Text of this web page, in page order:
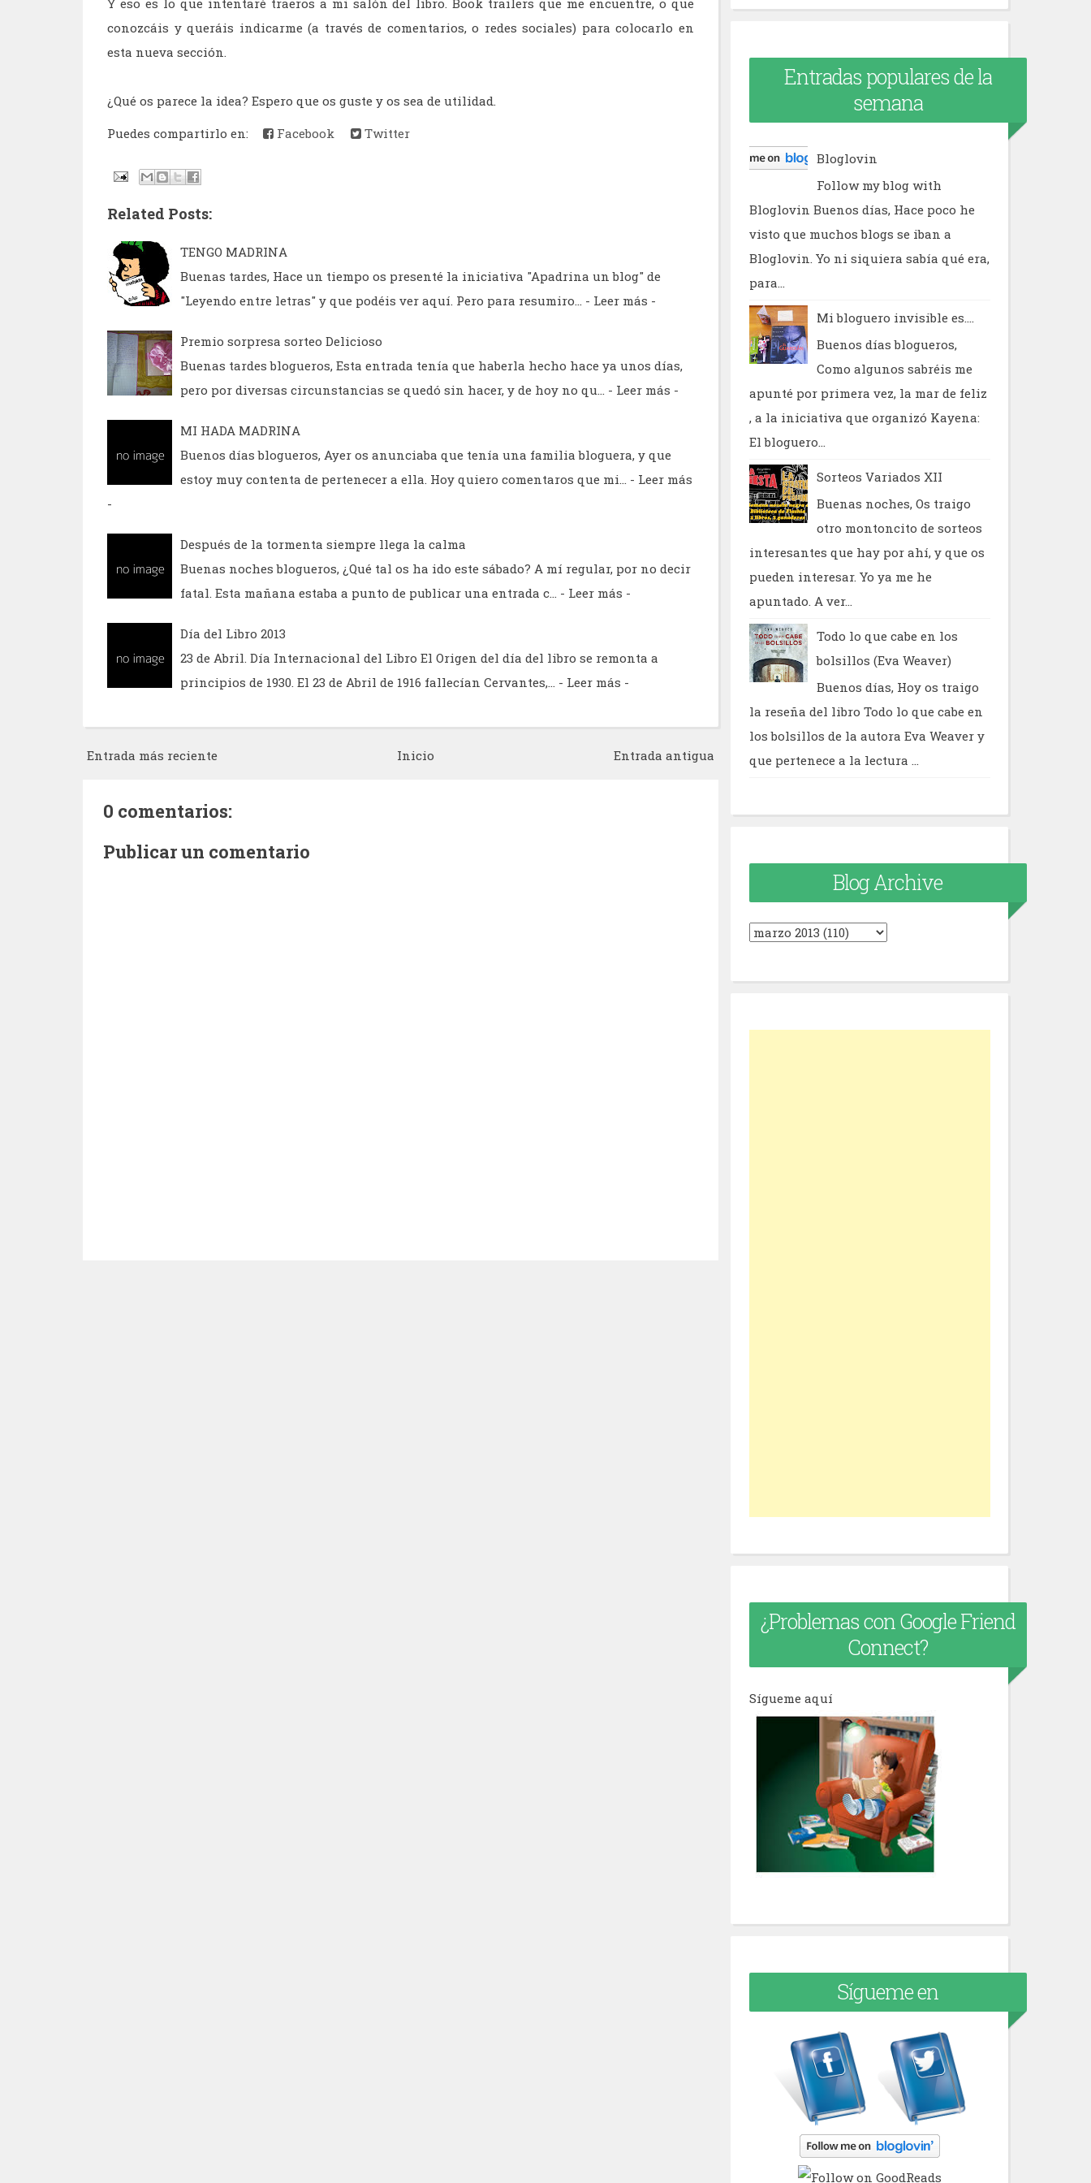
Y eso es lo que intentaré traeros a mi salón del libro. Book trailers que me encuentre, o que
conozcáis y queráis indicarme (a través de comentarios, o redes sociales) para colocarlo en
esta nueva sección.
¿Qué os parece la idea? Espero que os guste y os sea de utilidad.
Puedes compartirlo en:
Facebook Twitter
Related Posts:
TENGO MADRINA
Buenas tardes, Hace un tiempo os presenté la iniciativa "Apadrina un blog" de
"Leyendo entre letras" y que podéis ver aquí. Pero para resumiro…
- Leer más -
Premio sorpresa sorteo Delicioso
Buenas tardes blogueros, Esta entrada tenía que haberla hecho hace ya unos días,
pero por diversas circunstancias se quedó sin hacer, y de hoy no qu…
- Leer más -
MI HADA MADRINA
Buenos días blogueros, Ayer os anunciaba que tenía una familia bloguera, y que
estoy muy contenta de pertenecer a ella. Hoy quiero comentaros que mi…
- Leer más
-
Después de la tormenta siempre llega la calma
Buenas noches blogueros, ¿Qué tal os ha ido este sábado? A mí regular, por no decir
fatal. Esta mañana estaba a punto de publicar una entrada c…
- Leer más -
Día del Libro 2013
23 de Abril. Día Internacional del Libro El Origen del día del libro se remonta a
principios de 1930. El 23 de Abril de 1916 fallecían Cervantes,…
- Leer más -
Entrada más reciente Entrada antigua
Inicio
0 comentarios:
Publicar un comentario
Entradas populares de la
semana
Bloglovin
Follow my blog with
Bloglovin Buenos días, Hace poco he
visto que muchos blogs se iban a
Bloglovin. Yo ni siquiera sabía qué era,
para...
Mi bloguero invisible es....
Buenos días blogueros,
Como algunos sabréis me
apunté por primera vez, la mar de feliz
, a la iniciativa que organizó Kayena:
El bloguero...
Sorteos Variados XII
Buenas noches, Os traigo
otro montoncito de sorteos
interesantes que hay por ahí, y que os
pueden interesar. Yo ya me he
apuntado. A ver...
Todo lo que cabe en los
bolsillos (Eva Weaver)
Buenos días, Hoy os traigo
la reseña del libro Todo lo que cabe en
los bolsillos de la autora Eva Weaver y
que pertenece a la lectura ...
Blog Archive
¿Problemas con Google Friend
Connect?
Sígueme aquí
Sígueme en